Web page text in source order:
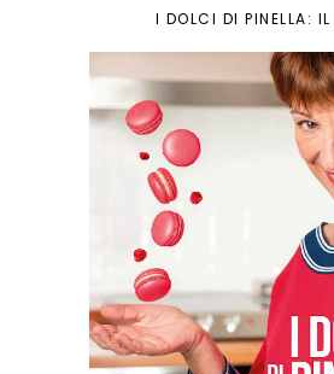
I DOLCI DI PINELLA: